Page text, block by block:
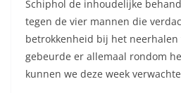
Schiphol de inhoudelijke
tegen de vier mannen die
betrokkenheid bij het neerhalen
gebeurde er allemaal rondom
kunnen we deze week